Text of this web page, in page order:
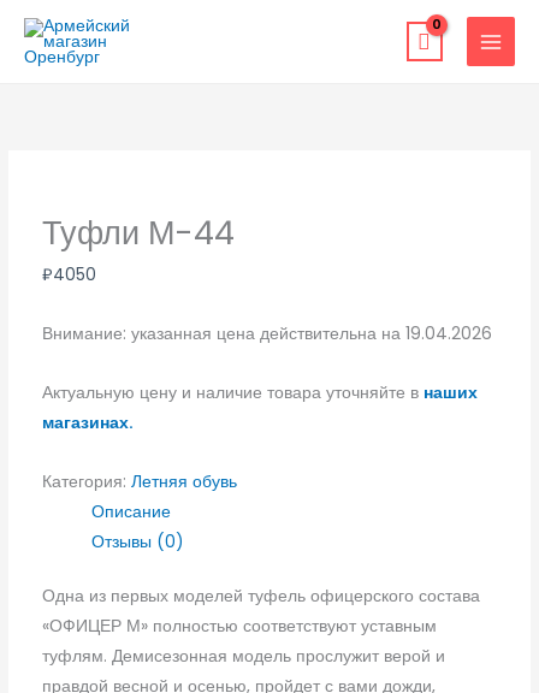
Перейти
содержимому
Туфли М-44
₽4050
Внимание: указанная цена действительна на 19.04.2026
Актуальную цену и наличие товара уточняйте в наших
магазинах.
Категория: Летняя обувь
Описание
Отзывы (0)
Одна из первых моделей туфель офицерского состава
«ОФИЦЕР М» полностью соответствуют уставным
туфлям. Демисезонная модель прослужит верой и
правдой весной и осенью, пройдет с вами дожди,